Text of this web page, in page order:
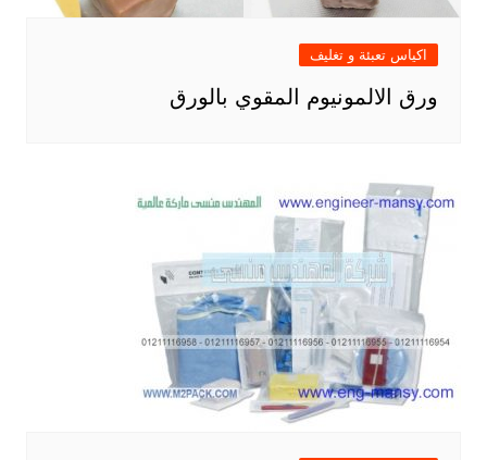
اكياس تعبئة و تغليف
ورق الالمونيوم المقوي بالورق